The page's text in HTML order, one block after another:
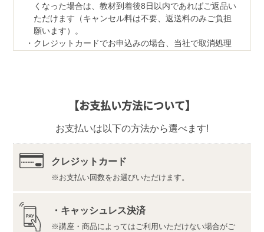
くなった場合は、教材到着後8日以内であればご返品い
ただけます（キャンセル料は不要、返送料のみご負担
願います）。
クレジットカードでお申込みの場合、当社で取消処理
〒350-1111
株式会社ユーキャンロジ
最新の内容をこちらよりご確認ください。
推奨環境（https://www.u-can.jp/digitaltool）
推奨環境であっても、確実・完全な動作を保証するも
のではありません。
【お支払い方法について】
お支払いは以下の方法から選べます!
クレジットカード
お支払い回数をお選びいただけます。
・キャッシュレス決済
講座・商品によってはご利用いただけない場合がご